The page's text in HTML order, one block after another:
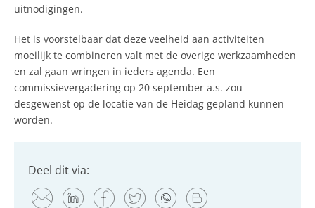
uitnodigingen.
Het is voorstelbaar dat deze veelheid aan activiteiten
moeilijk te combineren valt met de overige werkzaamheden
en zal gaan wringen in ieders agenda. Een
commissievergadering op 20 september a.s. zou
desgewenst op de locatie van de Heidag gepland kunnen
worden.
Deel dit via: